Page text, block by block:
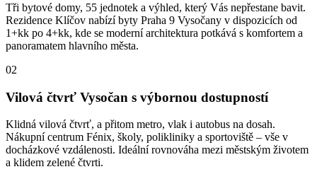
Tři bytové domy, 55 jednotek a výhled, který Vás nepřestane bavit.
Rezidence Klíčov nabízí byty Praha 9 Vysočany v dispozicích od
1+kk po 4+kk, kde se moderní architektura potkává s komfortem a
panoramatem hlavního města.
02
Vilová čtvrť Vysočan s výbornou dostupností
Klidná vilová čtvrť, a přitom metro, vlak i autobus na dosah.
Nákupní centrum Fénix, školy, polikliniky a sportoviště – vše v
docházkové vzdálenosti. Ideální rovnováha mezi městským životem
a klidem zelené čtvrti.